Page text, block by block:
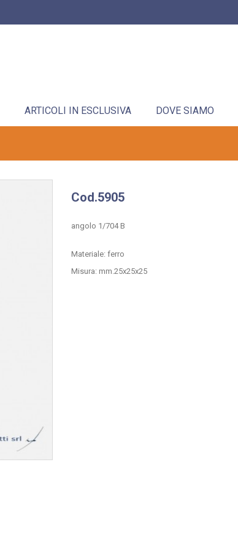
ARTICOLI IN ESCLUSIVA DOVE SIAMO
Cod.5905
angolo 1/704 B
Materiale: ferro
Misura: mm.25x25x25